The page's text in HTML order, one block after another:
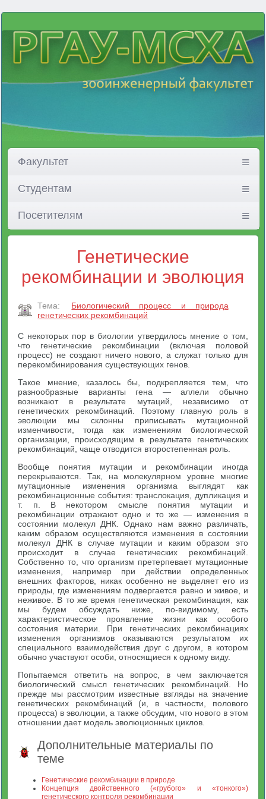
Факультет
Студентам
Посетителям
Генетические
рекомбинации и эволюция
Тема:
Биологический процесс и природа
генетических рекомбинаций
С некоторых пор в биологии утвердилось мнение о том,
что генетические рекомбинации (включая половой
процесс) не создают ничего нового, а служат только для
перекомбинирования существующих генов.
Такое мнение, казалось бы, подкрепляется тем, что
разнообразные варианты гена — аллели обычно
возникают в результате мутаций, независимо от
генетических рекомбинаций. Поэтому главную роль в
эволюции мы склонны приписывать мутационной
изменчивости, тогда как изменениям биологической
организации, происходящим в результате генетических
рекомбинаций, чаще отводится второстепенная роль.
Вообще понятия мутации и рекомбинации иногда
перекрываются. Так, на молекулярном уровне многие
мутационные изменения организма выглядят как
рекомбинационные события: транслокация, дупликация и
т. п. В некотором смысле понятия мутации и
рекомбинации отражают одно и то же — изменения в
состоянии молекул ДНК. Однако нам важно различать,
каким образом осуществляются изменения в состоянии
молекул ДНК в случае мутации и каким образом это
происходит в случае генетических рекомбинаций.
Собственно то, что организм претерпевает мутационные
изменения, например при действии определенных
внешних факторов, никак особенно не выделяет его из
природы, где изменениям подвергается равно и живое, и
неживое. В то же время генетическая рекомбинация, как
мы будем обсуждать ниже, по-видимому, есть
характеристическое проявление жизни как особого
состояния материи. При генетических рекомбинациях
изменения организмов оказываются результатом их
специального взаимодействия друг с другом, в котором
обычно участвуют особи, относящиеся к одному виду.
Попытаемся ответить на вопрос, в чем заключается
биологический смысл генетических рекомбинаций. Но
прежде мы рассмотрим известные взгляды на значение
генетических рекомбинаций (и, в частности, полового
процесса) в эволюции, а также обсудим, что нового в этом
отношении дает модель эволюционных циклов.
Дополнительные материалы по
теме
Генетические рекомбинации в природе
Концепция двойственного («грубого» и «тонкого»)
генетического контроля рекомбинации